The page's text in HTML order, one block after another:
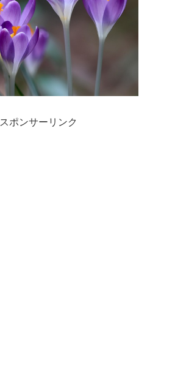
スポンサーリンク